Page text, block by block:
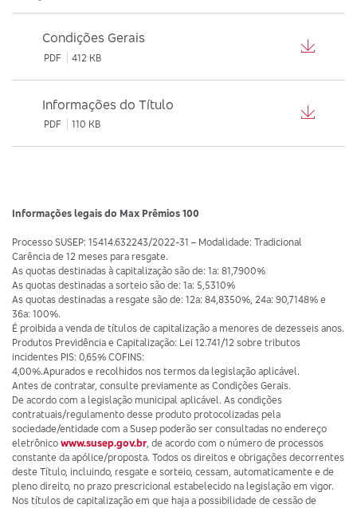
Condições Gerais
PDF 412 KB
Informações do Título
PDF 110 KB
Informações legais do Max Prêmios 100
Processo SUSEP: 15414.632243/2022-31 – Modalidade: Tradicional
Carência de 12 meses para resgate.
As quotas destinadas à capitalização são de: 1a: 81,7900%
As quotas destinadas a sorteio são de: 1a: 5,5310%
As quotas destinadas a resgate são de: 12a: 84,8350%, 24a: 90,7148% e
36a: 100%.
É proibida a venda de títulos de capitalização a menores de dezesseis anos.
Produtos Previdência e Capitalização: Lei 12.741/12 sobre tributos
incidentes PIS: 0,65% COFINS:
4,00%.Apurados e recolhidos nos termos da legislação aplicável.
Antes de contratar, consulte previamente as Condições Gerais.
De acordo com a legislação municipal aplicável. As condições
contratuais/regulamento desse produto protocolizadas pela
sociedade/entidade com a Susep poderão ser consultadas no endereço
eletrônico www.susep.gov.br, de acordo com o número de processos
constante da apólice/proposta. Todos os direitos e obrigações decorrentes
deste Título, incluindo, resgate e sorteio, cessam, automaticamente e de
pleno direito, no prazo prescricional estabelecido na legislação em vigor.
Nos títulos de capitalização em que haja a possibilidade de cessão de